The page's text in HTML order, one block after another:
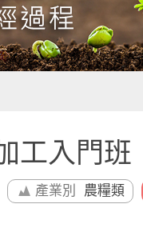
工入門班
產業別 農糧類